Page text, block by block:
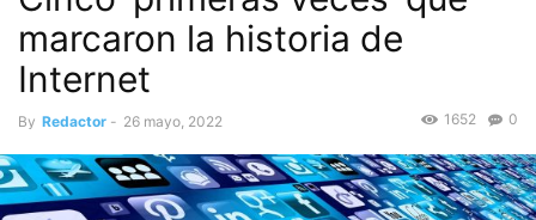
marcaron la historia de
Internet
By Redactor - 26 mayo, 2022 0
1652